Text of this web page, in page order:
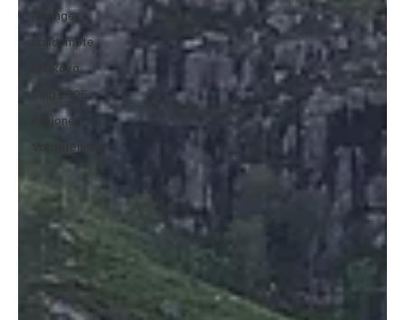
Høringer
Landsmøte
Melkøya
Valg 2025
Aksjoner
Vardetenning